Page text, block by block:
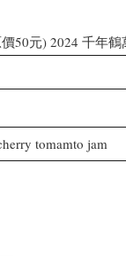
50元) 2024 千年鶴